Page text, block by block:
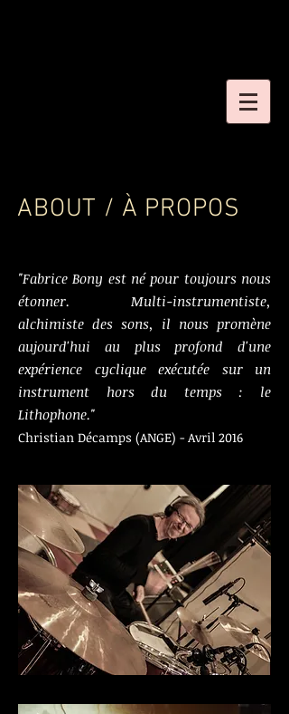
ABOUT / À PROPOS
"Fabrice Bony est né pour toujours nous
étonner. Multi-instrumentiste,
alchimiste des sons, il nous promène
aujourd'hui au plus profond d'une
expérience cyclique exécutée sur un
instrument hors du temps : le
Lithophone."
Christian Décamps (ANGE) - Avril 2016